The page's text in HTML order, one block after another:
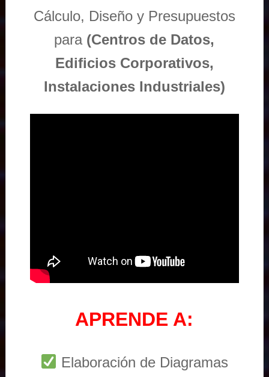
Cálculo, Diseño y Presupuestos
para (Centros de Datos,
Edificios Corporativos,
Instalaciones Industriales)
APRENDE A:
Elaboración de Diagramas